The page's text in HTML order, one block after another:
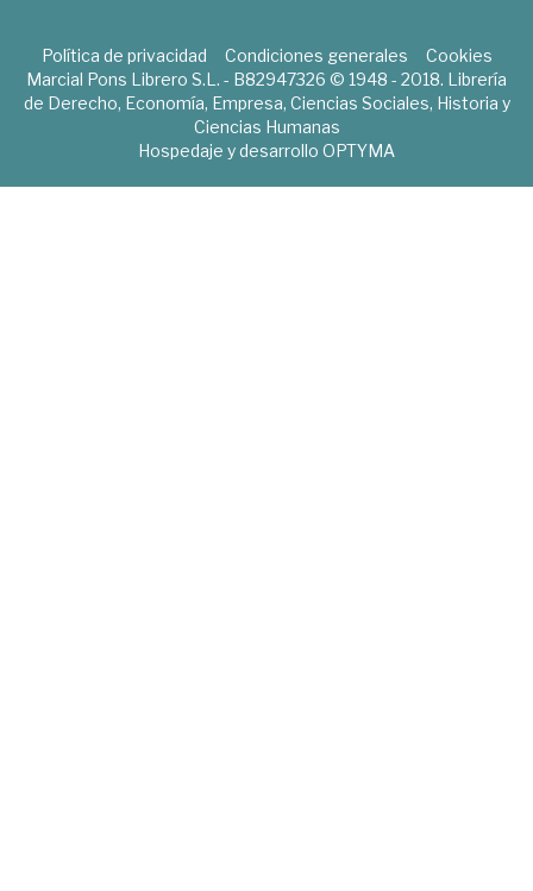
Política de privacidad Condiciones generales
Cookies
Marcial Pons Librero S.L. - B82947326 © 1948 - 2018. Librería
de Derecho, Economía, Empresa, Ciencias Sociales, Historia y
Ciencias Humanas
Hospedaje y desarrollo OPTYMA